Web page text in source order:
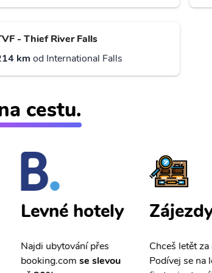
- Thief River Falls
km od International Falls
cestu.
Levné hotely
Najdi ubytování přes
booking.comse slevou
Chceš letět za
Podívej se na